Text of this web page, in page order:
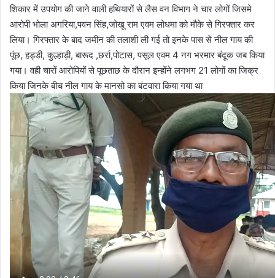
शिकार में उपयोग की जाने वाली हथियारों से लैस वन विभाग ने चार लोगों जिसमे
आरोपी भोला अगरिया,पवन सिंह,जोखू राम एवम लोधमा को मौके से गिरफ्तार कर
लिया। गिरफ्तार के बाद जमीन की तलाशी ली गई तो इनके पास से नील गाय की
पूंछ, हड्डी, कुल्हाड़ी, बारूद ,छर्रा,पोटास, पसूल एवम 4 नग भरमार बंदूक जब किया
गया। वही चारों आरोपियों से पूछताछ के दौरान इन्होंने लगभग 21 लोगों का जिक्र
किया जिनके बीच नील गाय के मानसो का बंटवारा किया गया था